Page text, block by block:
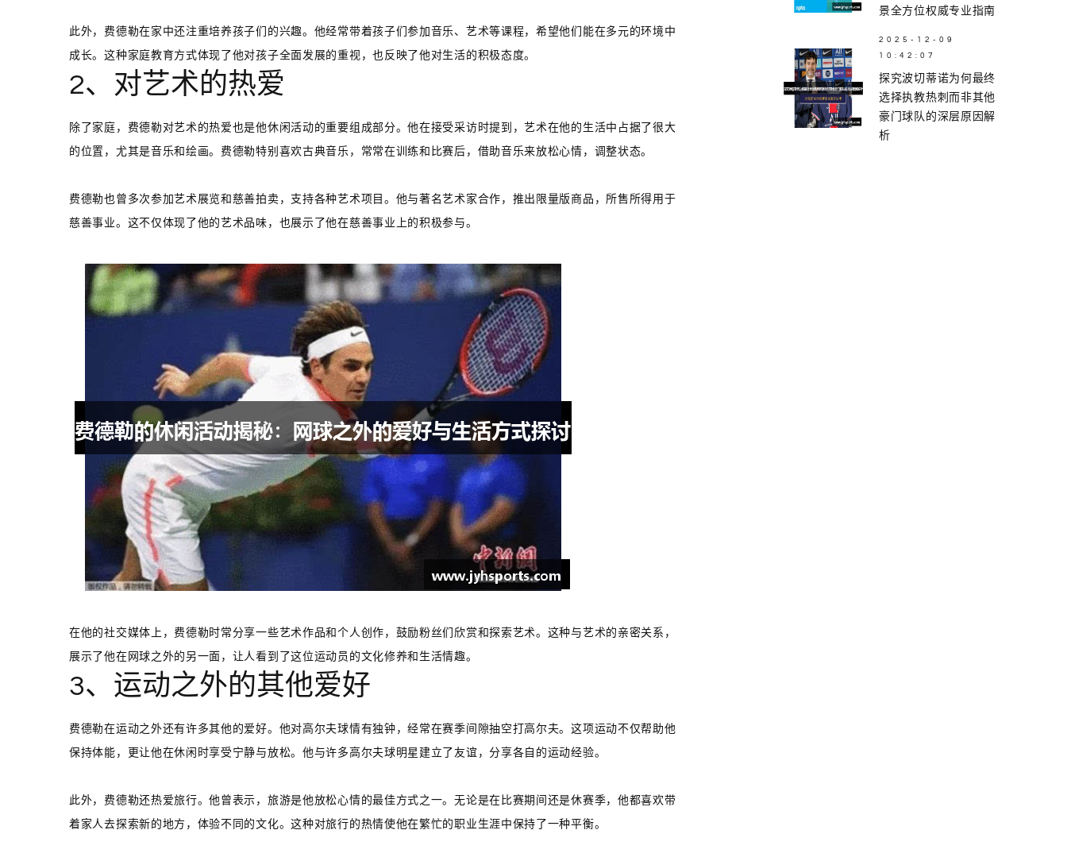
此外，费德勒在家中还注重培养孩子们的兴趣。他经常带着孩子们参加音乐、艺术等课程，希望他们能在多元的环境中
成长。这种家庭教育方式体现了他对孩子全面发展的重视，也反映了他对生活的积极态度。
2、对艺术的热爱
除了家庭，费德勒对艺术的热爱也是他休闲活动的重要组成部分。他在接受采访时提到，艺术在他的生活中占据了很大
的位置，尤其是音乐和绘画。费德勒特别喜欢古典音乐，常常在训练和比赛后，借助音乐来放松心情，调整状态。
费德勒也曾多次参加艺术展览和慈善拍卖，支持各种艺术项目。他与著名艺术家合作，推出限量版商品，所售所得用于
慈善事业。这不仅体现了他的艺术品味，也展示了他在慈善事业上的积极参与。
在他的社交媒体上，费德勒时常分享一些艺术作品和个人创作，鼓励粉丝们欣赏和探索艺术。这种与艺术的亲密关系，
展示了他在网球之外的另一面，让人看到了这位运动员的文化修养和生活情趣。
3、运动之外的其他爱好
费德勒在运动之外还有许多其他的爱好。他对高尔夫球情有独钟，经常在赛季间隙抽空打高尔夫。这项运动不仅帮助他
保持体能，更让他在休闲时享受宁静与放松。他与许多高尔夫球明星建立了友谊，分享各自的运动经验。
此外，费德勒还热爱旅行。他曾表示，旅游是他放松心情的最佳方式之一。无论是在比赛期间还是休赛季，他都喜欢带
着家人去探索新的地方，体验不同的文化。这种对旅行的热情使他在繁忙的职业生涯中保持了一种平衡。
景全方位权威专业指南
2025-12-09
10:42:07
探究波切蒂诺为何最终
选择执教热刺而非其他
豪门球队的深层原因解
析